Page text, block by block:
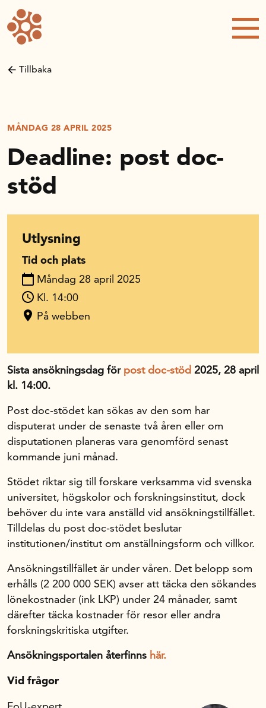
Forskning och utveckling
Kompetens och omställning
Kalender
Om oss
Handelsfakta.se
In English
Tillbaka
MÅNDAG 28 APRIL 2025
Deadline: post doc-
stöd
Utlysning
Tid och plats
Måndag 28 april 2025
Kl. 14:00
På webben
Sista ansökningsdag för post doc-stöd 2025, 28 april
kl. 14:00.
Post doc-stödet kan sökas av den som har
disputerat under de senaste två åren eller om
disputationen planeras vara genomförd senast
kommande juni månad.
Stödet riktar sig till forskare verksamma vid svenska
universitet, högskolor och forskningsinstitut, dock
behöver du inte vara anställd vid ansökningstillfället.
Tilldelas du post doc-stödet beslutar
institutionen/institut om anställningsform och villkor.
Ansökningstillfället är under våren. Det belopp som
erhålls (2 200 000 SEK) avser att täcka den sökandes
lönekostnader (ink LKP) under 24 månader, samt
därefter täcka kostnader för resor eller andra
forskningskritiska utgifter.
Ansökningsportalen återfinns här.
Vid frågor